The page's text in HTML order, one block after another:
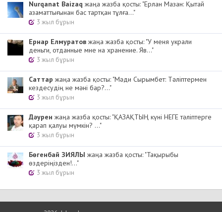
Nurqanat Baizaq жаңа жазба қосты: "Ерлан Мазан: Қытай
азаматтығынан бас тартқан тұлға..."
3 жыл бұрын
Ернар Елмуратов жаңа жазба қосты: "У меня украли
деньги, отданные мне на хранение. Яв..."
3 жыл бұрын
Cаттар жаңа жазба қосты: "Мәди Сырымбет: Тәліптермен
кездесудің не мәні бар?..."
3 жыл бұрын
Дәурен жаңа жазба қосты: "ҚАЗАҚТЫҢ күні НЕГЕ тәліптерге
қарап қалуы мүмкін? ..."
3 жыл бұрын
Бөгенбай ЗИЯЛЫ жаңа жазба қосты: "Тақырыбы
өздеріңізден!..."
3 жыл бұрын